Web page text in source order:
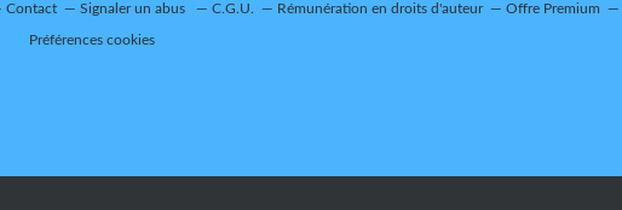
Contact Signaler un abus C.G.U. Rémunération en droits d'auteur Offre Premium
Préférences cookies